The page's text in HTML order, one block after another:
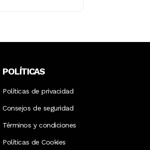
POLÍTICAS
Políticas de privacidad
Consejos de seguridad
Términos y condiciones
Políticas de Cookies